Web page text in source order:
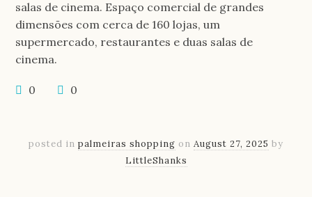
salas de cinema. Espaço comercial de grandes
dimensões com cerca de 160 lojas, um
supermercado, restaurantes e duas salas de
cinema.
0 0
posted in palmeiras shopping on August 27, 2025 by
LittleShanks